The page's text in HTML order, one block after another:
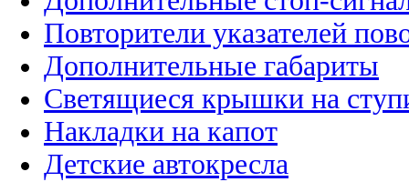
Повторители указателей
Дополнительные габариты
Светящиеся крышки на
Накладки на капот
Детские автокресла